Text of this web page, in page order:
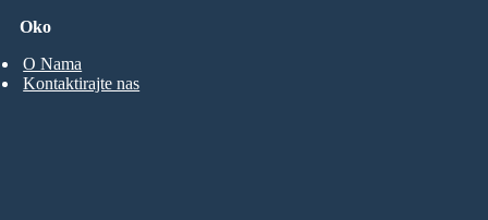
Oko
O Nama
Kontaktirajte nas